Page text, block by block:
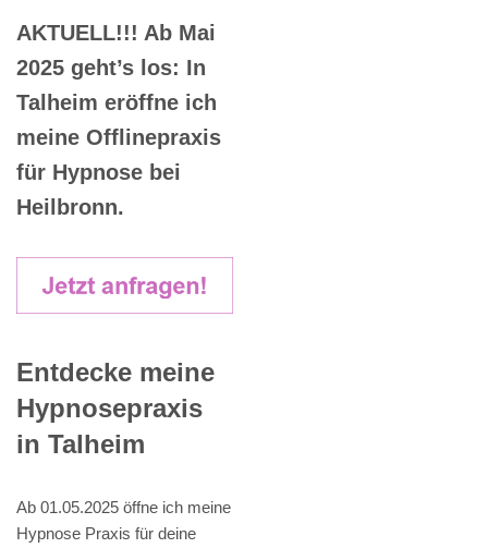
AKTUELL!!! Ab Mai
2025 geht’s los: In
Talheim eröffne ich
meine Offlinepraxis
für Hypnose bei
Heilbronn.
Entdecke meine
Hypnosepraxis
in Talheim
Ab 01.05.2025 öffne ich meine
Hypnose Praxis für deine